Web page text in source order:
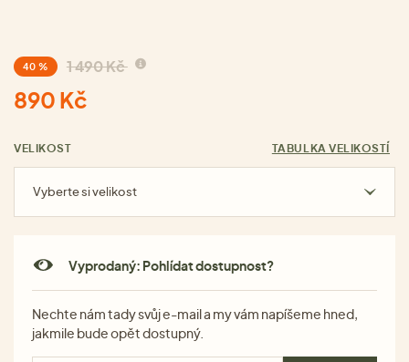
40 % 1 490 Kč
890 Kč
VELIKOST TABULKA VELIKOSTÍ
Vyberte si velikost
Vyprodaný: Pohlídat dostupnost?
Nechte nám tady svůj e-mail a my vám napíšeme hned,
jakmile bude opět dostupný.